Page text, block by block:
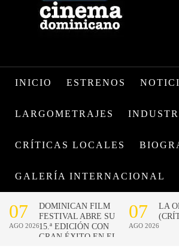
INICIO ESTRENOS
LARGOMETRAJES
CRÍTICAS LOCALES
GALERÍA INTERNACIONAL